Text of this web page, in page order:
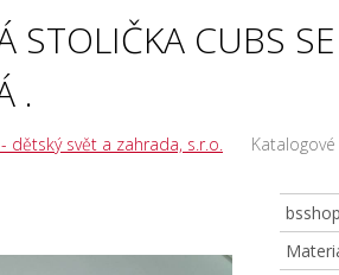
STOLIČKA CUBS
.
- dětský svět a zahrada, s.r.o.